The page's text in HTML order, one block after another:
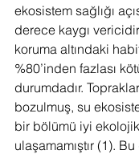
ekosistem sağlığı
derece kaygı
koruma altındaki
%80’inden fazlası
durumdadır.
bozulmuş, su
bir bölümü iyi
ulaşamamıştır (1).